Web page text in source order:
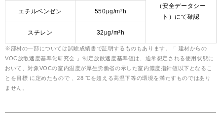
（安全データシー
ト）にて確認
エチルベンゼン 550μg/m²h
スチレン 32μg/m²h
※部材の一部については試験成績書で証明するものもあります。「 建材からの
VOC放散速度基準化研究会 」制定放散速度基準値は、通常想定される使用状態に
おいて、対象VOCの室内温度が厚生労働省の示した室内濃度指針値以下となるこ
とを目標 に定めたもので 、28 ℃を超える高温下等の環境を満たすものではあり
ません。